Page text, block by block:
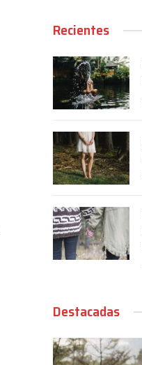
Recientes
Destacadas